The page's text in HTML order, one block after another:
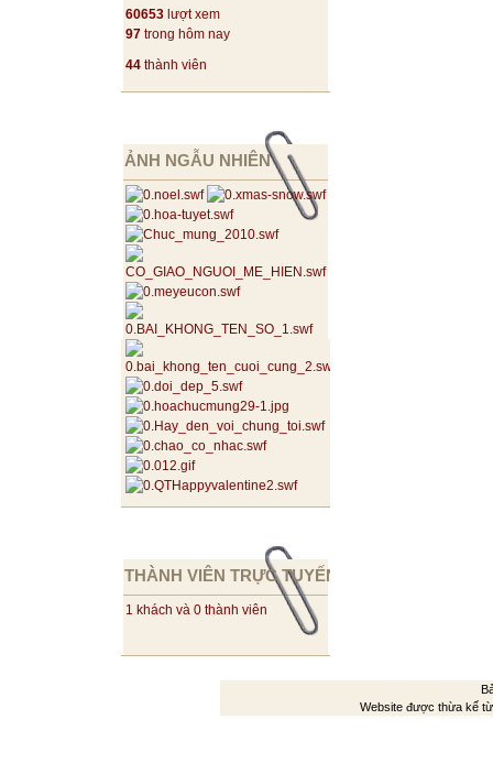
60653 lượt xem
97 trong hôm nay
44 thành viên
ẢNH NGẪU NHIÊN
THÀNH VIÊN TRỰC TUYẾN
1 khách và 0 thành viên
Website được thừa kế